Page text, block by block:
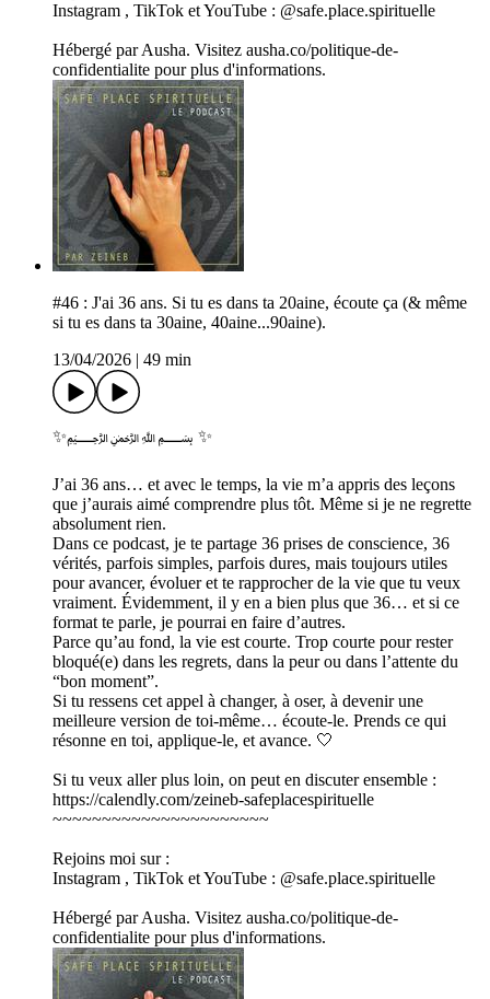
Instagram , TikTok et YouTube : @safe.place.spirituelle
Hébergé par Ausha. Visitez ausha.co/politique-de-
confidentialite pour plus d'informations.
#46 : J'ai 36 ans. Si tu es dans ta 20aine, écoute ça (& même
si tu es dans ta 30aine, 40aine...90aine).
13/04/2026
49 min
✨﷽ ✨
J’ai 36 ans… et avec le temps, la vie m’a appris des leçons
que j’aurais aimé comprendre plus tôt. Même si je ne regrette
absolument rien.
Dans ce podcast, je te partage 36 prises de conscience, 36
vérités, parfois simples, parfois dures, mais toujours utiles
pour avancer, évoluer et te rapprocher de la vie que tu veux
vraiment. Évidemment, il y en a bien plus que 36… et si ce
format te parle, je pourrai en faire d’autres.
Parce qu’au fond, la vie est courte. Trop courte pour rester
bloqué(e) dans les regrets, dans la peur ou dans l’attente du
“bon moment”.
Si tu ressens cet appel à changer, à oser, à devenir une
meilleure version de toi-même… écoute-le. Prends ce qui
résonne en toi, applique-le, et avance. 🤍
Si tu veux aller plus loin, on peut en discuter ensemble :
https://calendly.com/zeineb-safeplacespirituelle
~~~~~~~~~~~~~~~~~~~~~~
Rejoins moi sur :
Instagram , TikTok et YouTube : @safe.place.spirituelle
Hébergé par Ausha. Visitez ausha.co/politique-de-
confidentialite pour plus d'informations.